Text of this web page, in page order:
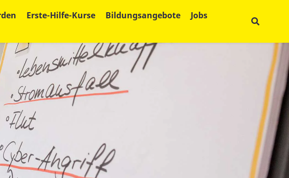
Erste-Hilfe-Kurse Bildungsangebote
Jobs